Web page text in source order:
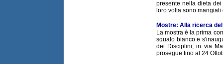
presente nella dieta
loro volta sono
Mostre: Alla ricerca
La mostra è la prima
squalo bianco e
dei Disciplini, in via
prosegue fino al 24